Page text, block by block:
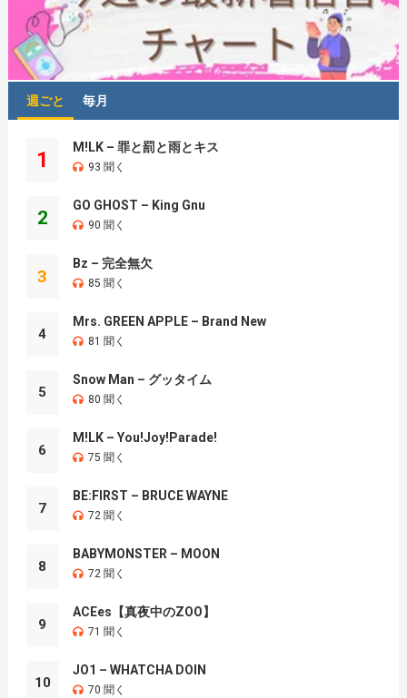
週ごと 毎月
1
M!LK – 罪と罰と雨とキス
93 聞く
2
GO GHOST – King Gnu
90 聞く
3
Bz – 完全無欠
85 聞く
4
Mrs. GREEN APPLE – Brand New
81 聞く
5
Snow Man – グッタイム
80 聞く
6
M!LK – You!Joy!Parade!
75 聞く
7
BE:FIRST – BRUCE WAYNE
72 聞く
8
BABYMONSTER – MOON
72 聞く
9
ACEes【真夜中のZOO】
71 聞く
10
JO1 – WHATCHA DOIN
70 聞く